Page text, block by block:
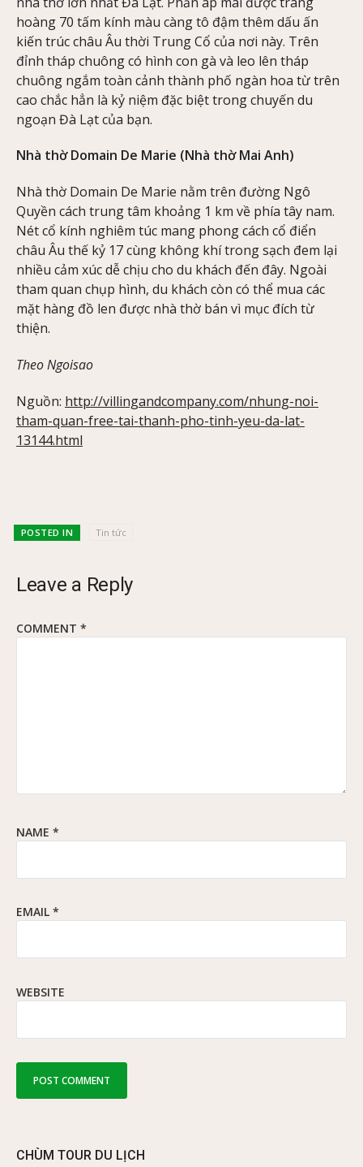
hoàng 70 tấm kính màu càng tô đậm thêm dấu ấn
kiến trúc châu Âu thời Trung Cổ của nơi này. Trên
đỉnh tháp chuông có hình con gà và leo lên tháp
chuông ngắm toàn cảnh thành phố ngàn hoa từ trên
cao chắc hẳn là kỷ niệm đặc biệt trong chuyến du
ngoạn Đà Lạt của bạn.
Nhà thờ Domain De Marie (Nhà thờ Mai Anh)
Nhà thờ Domain De Marie nằm trên đường Ngô
Quyền cách trung tâm khoảng 1 km về phía tây nam.
Nét cổ kính nghiêm túc mang phong cách cổ điển
châu Âu thế kỷ 17 cùng không khí trong sạch đem lại
nhiều cảm xúc dễ chịu cho du khách đến đây. Ngoài
tham quan chụp hình, du khách còn có thể mua các
mặt hàng đồ len được nhà thờ bán vì mục đích từ
thiện.
Theo Ngoisao
Nguồn: http://villingandcompany.com/nhung-noi-
tham-quan-free-tai-thanh-pho-tinh-yeu-da-lat-
13144.html
POSTED IN Tin tức
Leave a Reply
COMMENT *
NAME *
EMAIL *
WEBSITE
CHÙM TOUR DU LỊCH